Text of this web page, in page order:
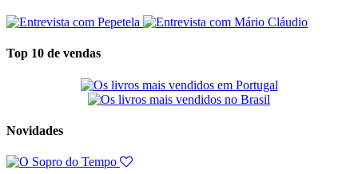
Top 10 de vendas
Novidades